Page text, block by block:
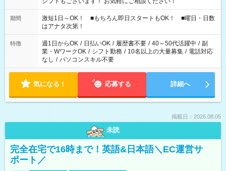
期間
激短1日～OK！ ■もちろん即日スタートもOK！ ■曜日・日数
はアナタ次第！
特徴 週1日からOK / 日払いOK / 履歴書不要 / 40～50代活躍中 / 副
業・WワークOK / シフト勤務 / 10名以上の大量募集 / 電話対応
なし / パソコンスキル不要
気になる！ 応募する 詳細へ
掲載日：2026.08.05
未読
完全在宅で16時まで！英語&日本語＼EC運営サ
ポート／